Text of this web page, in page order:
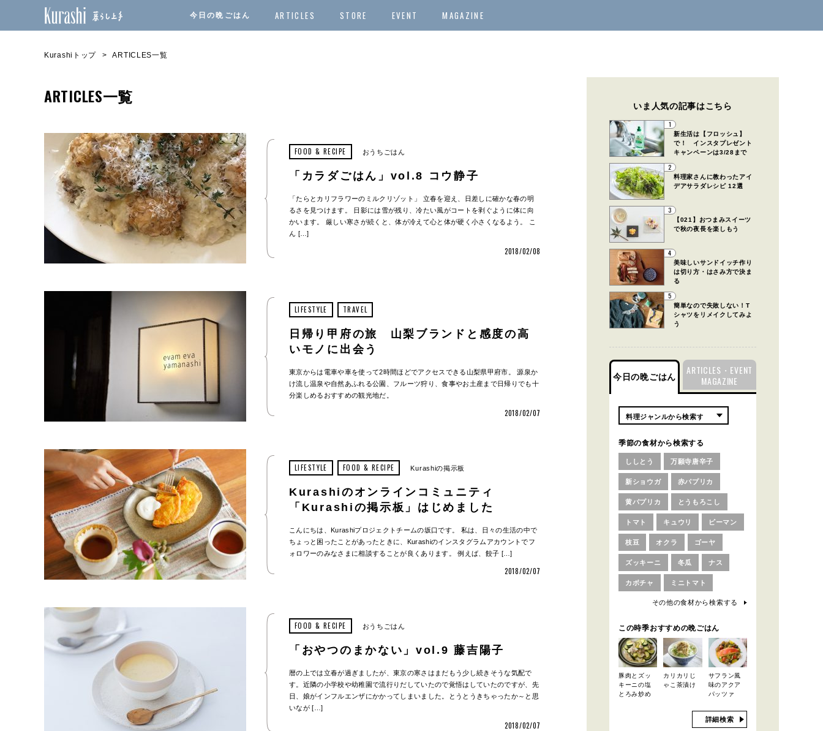
今日の晩ごはん ARTICLES STORE EVENT MAGAZINE
Kurashiトップ ARTICLES一覧
ARTICLES一覧
FOOD & RECIPE おうちごはん
「カラダごはん」vol.8 コウ静子
「たらとカリフラワーのミルクリゾット」 立春を迎え、日差しに確かな春の明
るさを見つけます。 日影には雪が残り、冷たい風がコートを剥ぐように体に向
かいます。 厳しい寒さが続くと、体が冷えて心と体が硬く小さくなるよう。 こ
ん […]
2018/02/08
LIFESTYLE TRAVEL
日帰り甲府の旅 山梨ブランドと感度の高
いモノに出会う
東京からは電車や車を使って2時間ほどでアクセスできる山梨県甲府市。 源泉か
け流し温泉や自然あふれる公園、フルーツ狩り、食事やお土産まで日帰りでも十
分楽しめるおすすめの観光地だ。
2018/02/07
LIFESTYLE FOOD & RECIPE Kurashiの掲示板
Kurashiのオンラインコミュニティ
「Kurashiの掲示板」はじめました
こんにちは、Kurashiプロジェクトチームの坂口です。 私は、日々の生活の中で
ちょっと困ったことがあったときに、Kurashiのインスタグラムアカウントでフ
ォロワーのみなさまに相談することが良くあります。 例えば、餃子 […]
2018/02/07
FOOD & RECIPE おうちごはん
「おやつのまかない」vol.9 藤吉陽子
暦の上では立春が過ぎましたが、東京の寒さはまだもう少し続きそうな気配で
す。近隣の小学校や幼稚園で流行りだしていたので覚悟はしていたのですが、先
日、娘がインフルエンザにかかってしまいました。とうとうきちゃったか～と思
いなが […]
2018/02/07
いま人気の記事はこちら
1
新生活は【フロッシュ】
で！ インスタプレゼント
キャンペーンは3/28まで
2
料理家さんに教わったアイ
デアサラダレシピ 12選
3
【021】おつまみスイーツ
で秋の夜長を楽しもう
4
美味しいサンドイッチ作り
は切り方・はさみ方で決ま
る
5
簡単なので失敗しない！T
シャツをリメイクしてみよ
う
今日の晩ごはん
ARTICLES・EVENT
MAGAZINE
季節の食材から検索する
ししとう 万願寺唐辛子
新ショウガ 赤パプリカ
黄パプリカ とうもろこし
トマト キュウリ ピーマン
枝豆 オクラ ゴーヤ
ズッキーニ 冬瓜 ナス
カボチャ ミニトマト
その他の食材から検索する
この時季おすすめの晩ごはん
豚肉とズッ
キーニの塩
とろみ炒め
カリカリじ
ゃこ茶漬け
サフラン風
味のアクア
パッツァ
詳細検索